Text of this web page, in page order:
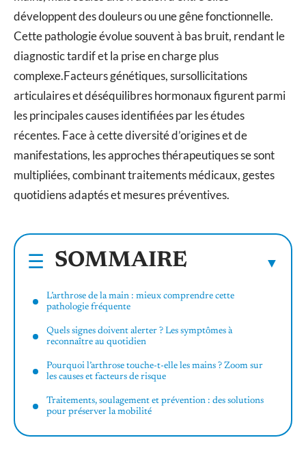
développent des douleurs ou une gêne fonctionnelle.
Cette pathologie évolue souvent à bas bruit, rendant le
diagnostic tardif et la prise en charge plus
complexe.Facteurs génétiques, sursollicitations
articulaires et déséquilibres hormonaux figurent parmi
les principales causes identifiées par les études
récentes. Face à cette diversité d’origines et de
manifestations, les approches thérapeutiques se sont
multipliées, combinant traitements médicaux, gestes
quotidiens adaptés et mesures préventives.
SOMMAIRE
L’arthrose de la main : mieux comprendre cette
pathologie fréquente
Quels signes doivent alerter ? Les symptômes à
reconnaître au quotidien
Pourquoi l’arthrose touche-t-elle les mains ? Zoom sur
les causes et facteurs de risque
Traitements, soulagement et prévention : des solutions
pour préserver la mobilité